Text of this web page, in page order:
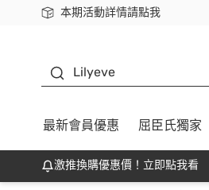
本期活動詳情請點我
下載app最高回饋$350
Lilyeve
最新會員優惠 屈臣氏獨家
激推換購優惠價！立即點我看